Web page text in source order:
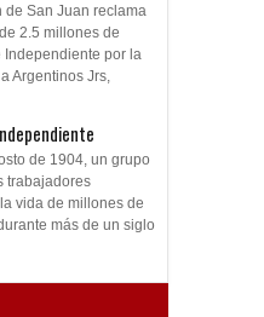
de San Juan reclama
2.5 millones de
Independiente por la
Argentinos Jrs,
de 1904, un grupo
trabajadores
vida de millones de
más de un siglo